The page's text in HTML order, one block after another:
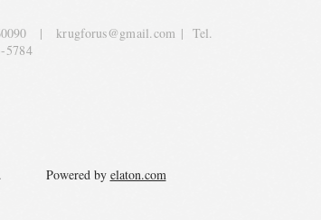
|krugforus@gmail.com | Tel.
5784
Powered by elaton.com